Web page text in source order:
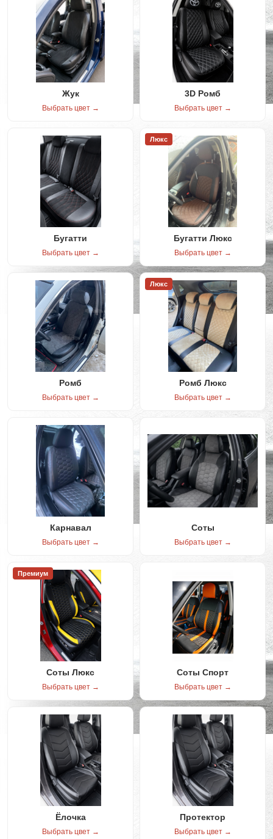
Жук
Выбрать цвет →
3D Ромб
Выбрать цвет →
Бугатти
Выбрать цвет →
Люкс
Бугатти Люкс
Выбрать цвет →
Ромб
Выбрать цвет →
Люкс
Ромб Люкс
Выбрать цвет →
Карнавал
Выбрать цвет →
Соты
Выбрать цвет →
Премиум
Соты Люкс
Выбрать цвет →
Соты Спорт
Выбрать цвет →
Ёлочка
Выбрать цвет →
Протектор
Выбрать цвет →